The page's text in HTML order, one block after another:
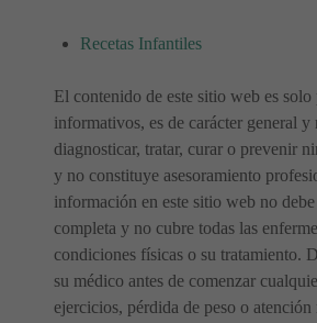
Recetas Infantiles
El contenido de este sitio web es solo
informativos, es de carácter general y
diagnosticar, tratar, curar o prevenir
y no constituye asesoramiento
información en este sitio web no
completa y no cubre todas las
condiciones físicas o su tratamiento.
su médico antes de comenzar
ejercicios, pérdida de peso o